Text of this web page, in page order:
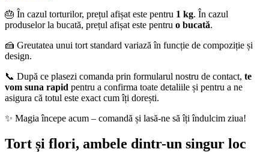
🎂 În cazul torturilor, prețul afișat este pentru 1 kg. În cazul
produselor la bucată, prețul afișat este pentru o bucată.
🍰 Greutatea unui tort standard variază în funcție de compoziție și
design.
📞 După ce plasezi comanda prin formularul nostru de contact, te
vom suna rapid pentru a confirma toate detaliile și pentru a ne
asigura că totul este exact cum îți dorești.
✨ Magia începe acum – comandă și lasă-ne să îți îndulcim ziua!
Tort și flori, ambele dintr-un singur loc